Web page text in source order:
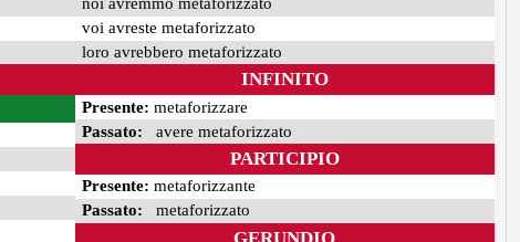
noi avremmo metaforizzato
voi avreste metaforizzato
loro avrebbero metaforizzato
INFINITO
Presente: metaforizzare
Passato: avere metaforizzato
PARTICIPIO
Presente: metaforizzante
Passato: metaforizzato
GERUNDIO